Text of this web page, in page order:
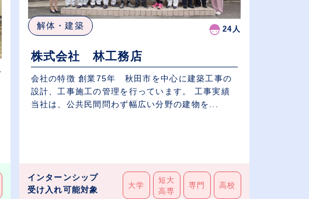
解体・建築 24人
株式会社 林工務店
会社の特徴 創業75年 秋田市を中心に建築工事の
設計、工事施工の管理を行っています。 工事実績
当社は、公共民間問わず幅広い分野の建物を...
インターンシップ
受け入れ可能対象
大学
短大
高専
専門 高校